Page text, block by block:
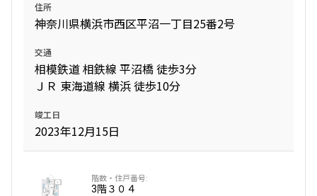
1R〜1K
1DK〜1LDK
2LDK
3LDK
4LDK〜
専有面積
住所
神奈川県横浜市西区平沼一丁目25番2号
交通
相模鉄道 相鉄線 平沼橋 徒歩3分
ＪＲ 東海道線 横浜 徒歩10分
竣工日
2023年12月15日
3階３０４